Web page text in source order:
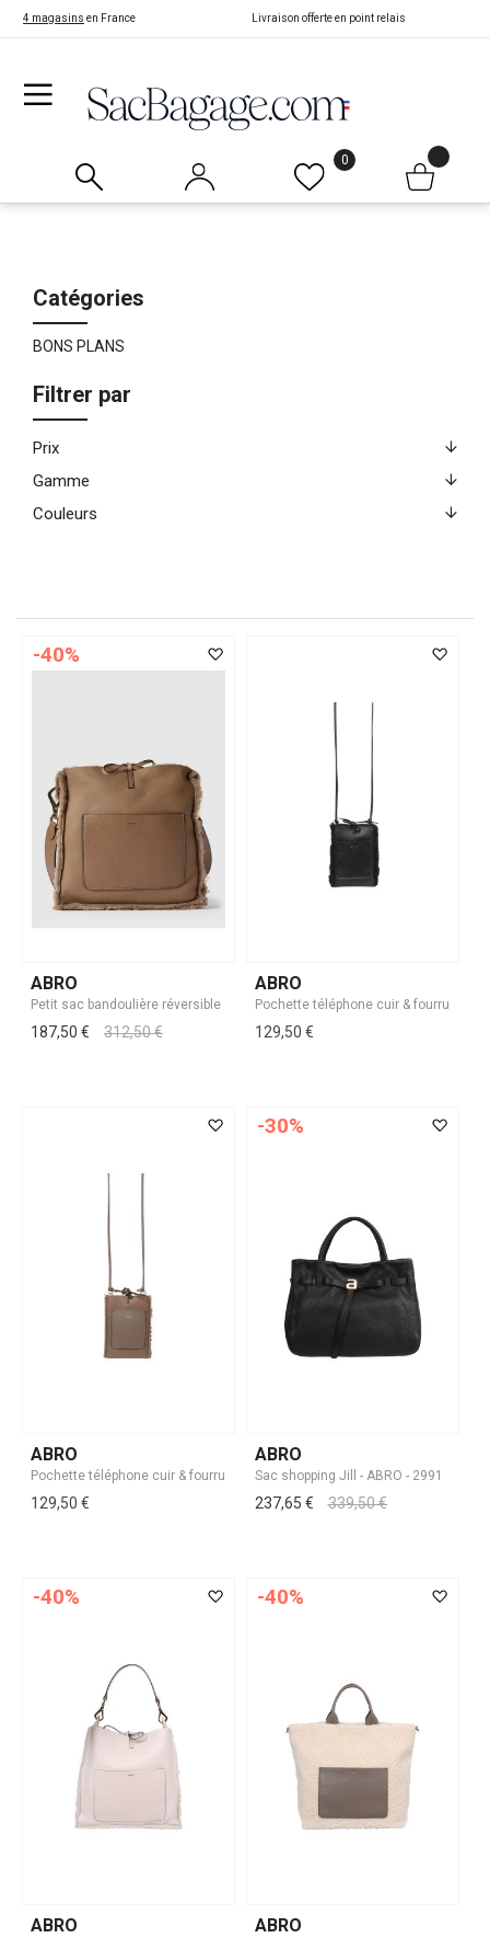
4 magasins en France Livraison offerte en point relais
0
-40%
ABRO
187,50 € 312,50 €
ABRO
129,50 €
ABRO
129,50 €
-30%
ABRO
237,65 € 339,50 €
-40%
ABRO
-40%
ABRO
Catégories
BONS PLANS
Filtrer par
Prix
Gamme
Couleurs